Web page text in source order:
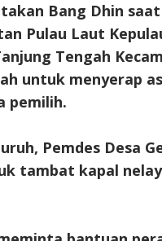
Bang Dhin
Pulau Laut
Tengah
untuk menyerap
pemilih.
Pemdes Desa
tambat kapal